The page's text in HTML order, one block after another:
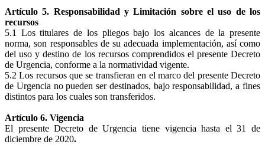
Artículo 5. Responsabilidad y Limitación sobre el uso de los
recursos
5.1 Los titulares de los pliegos bajo los alcances de la presente
norma, son responsables de su adecuada implementación, así como
del uso y destino de los recursos comprendidos el presente Decreto
de Urgencia, conforme a la normatividad vigente.
5.2 Los recursos que se transfieran en el marco del presente Decreto
de Urgencia no pueden ser destinados, bajo responsabilidad, a fines
distintos para los cuales son transferidos.
Artículo 6. Vigencia
El presente Decreto de Urgencia tiene vigencia hasta el 31 de
diciembre de 2020.